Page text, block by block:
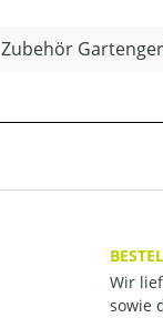
Zubehör
Wir
sowie